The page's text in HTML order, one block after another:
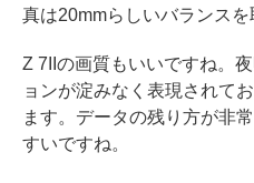
真は20mmらしいバランスを
Z 7IIの画質もいいですね。
ョンが淀みなく表現されて
ます。データの残り方が非
すいですね。